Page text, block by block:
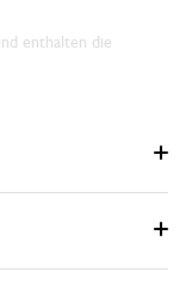
enthalten die